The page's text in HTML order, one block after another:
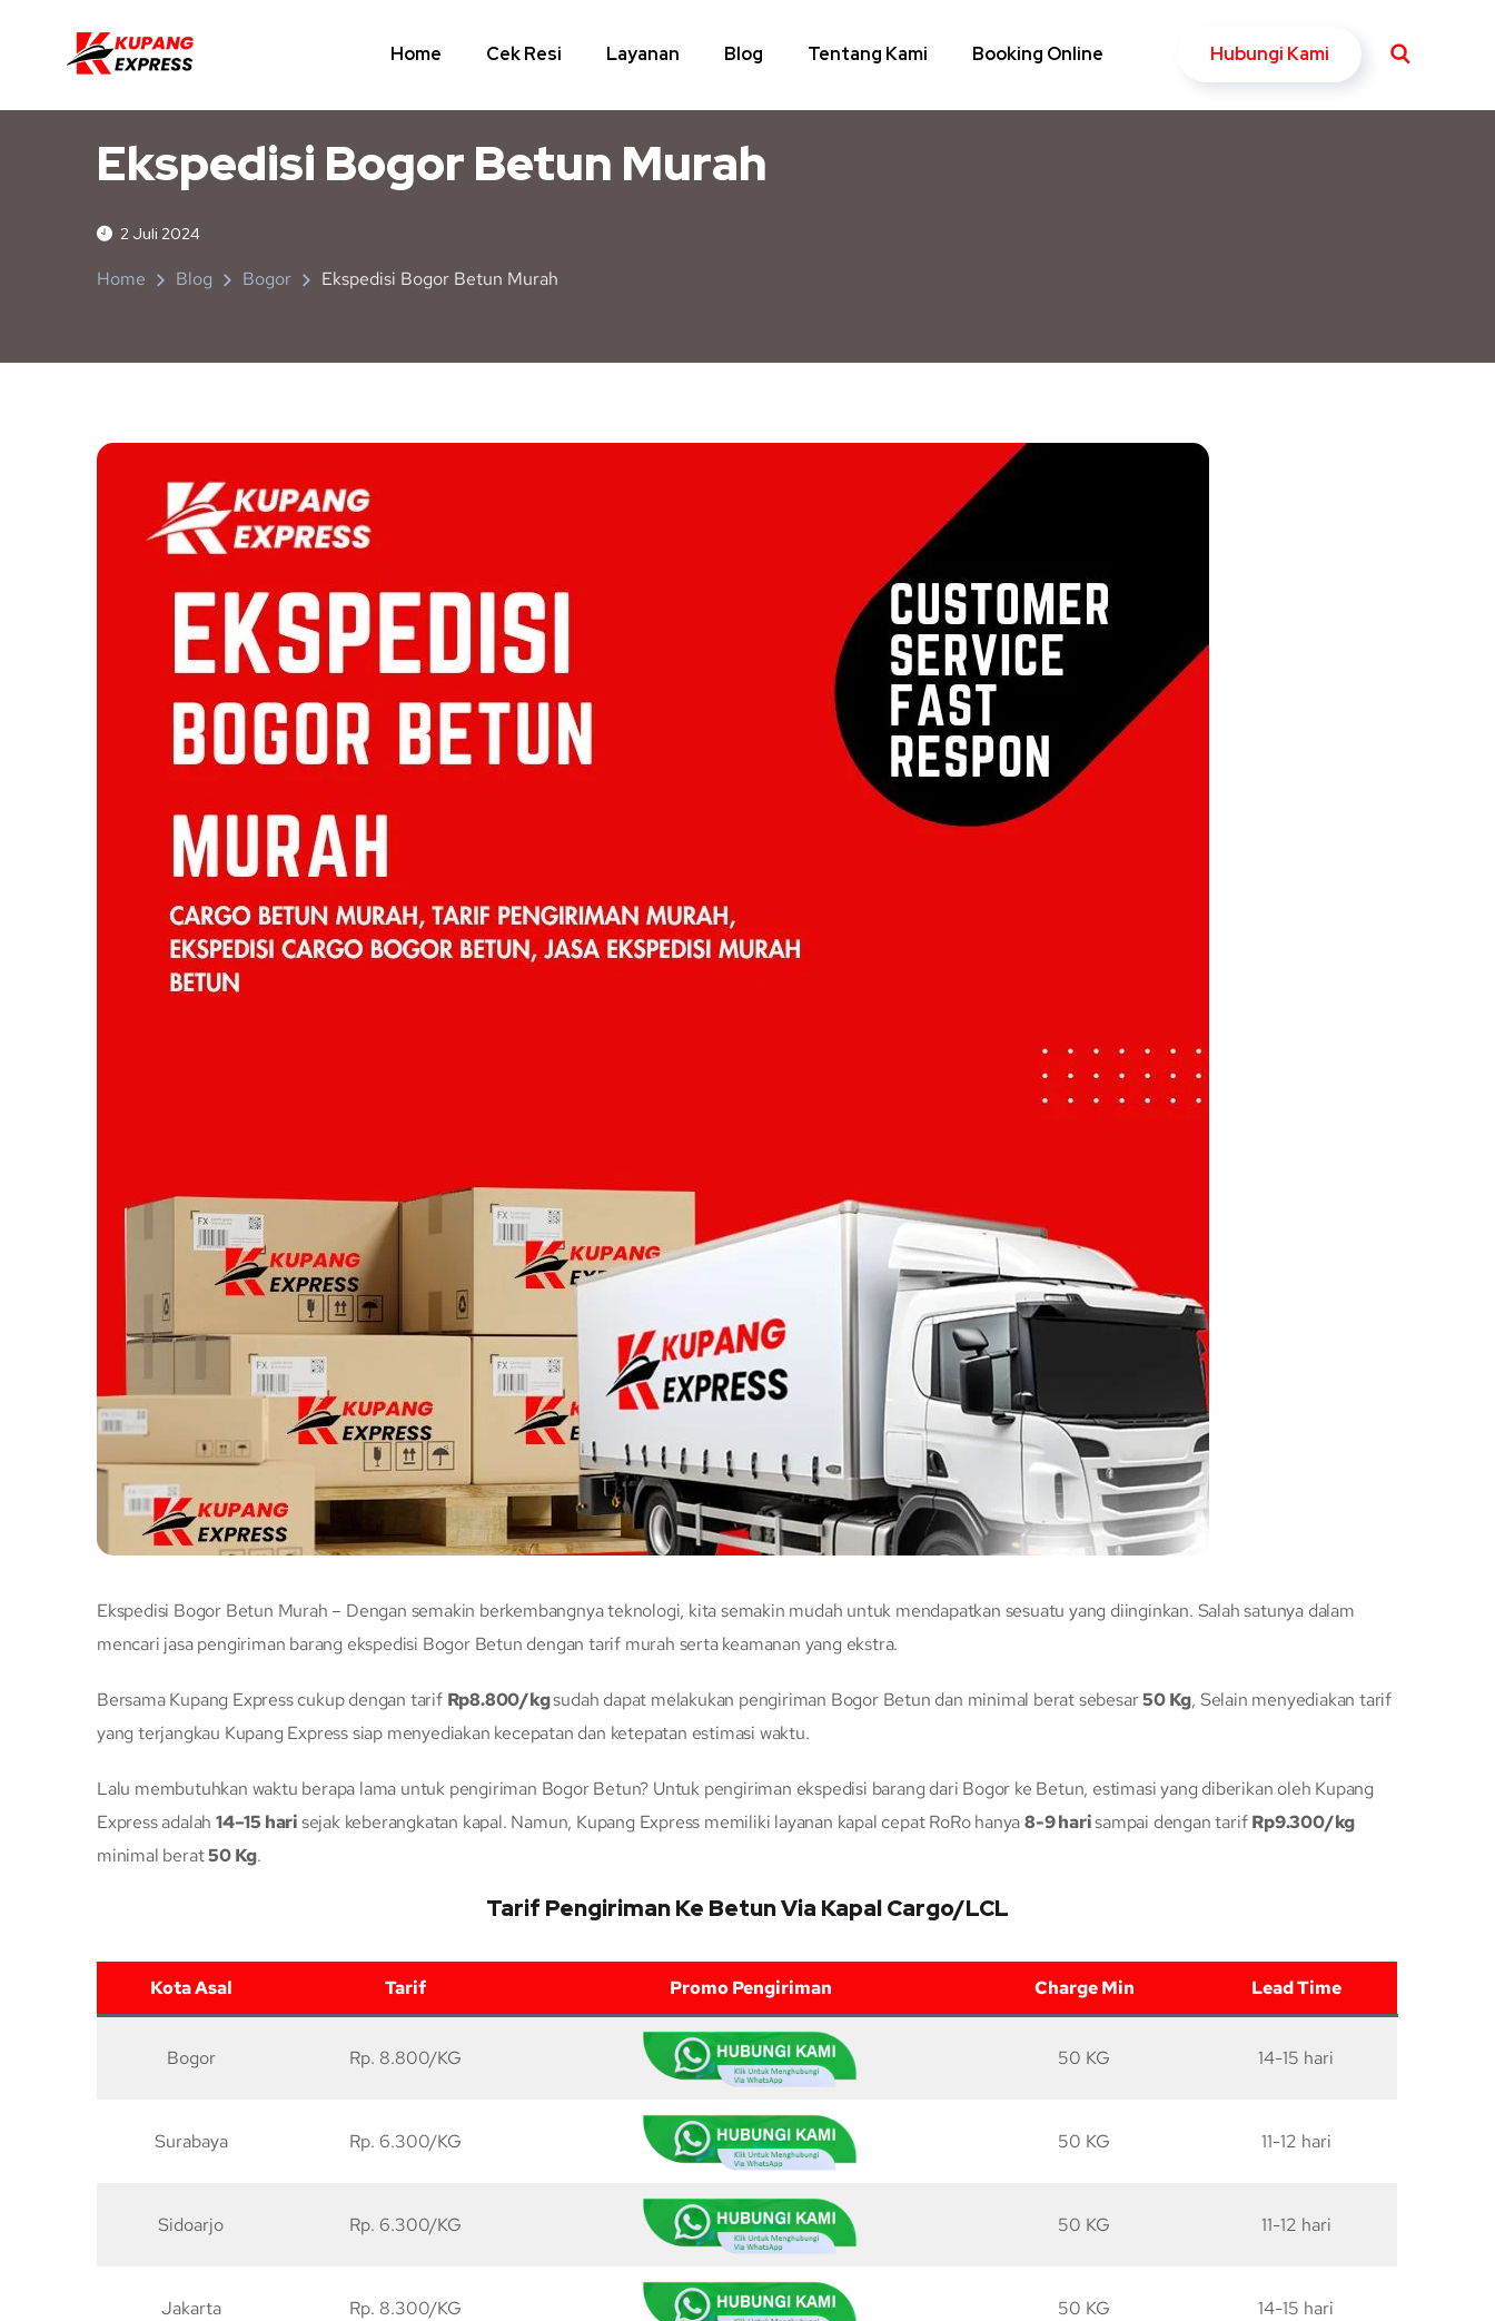
Home Cek Resi Layanan Blog Tentang Kami Booking Online Hubungi Kami
Ekspedisi Bogor Betun Murah
2 Juli 2024
Home Blog Bogor Ekspedisi Bogor Betun Murah
Ekspedisi Bogor Betun Murah – Dengan semakin berkembangnya teknologi, kita semakin mudah untuk mendapatkan sesuatu yang diinginkan. Salah satunya dalam
mencari jasa pengiriman barang ekspedisi Bogor Betun dengan tarif murah serta keamanan yang ekstra.
Bersama Kupang Express cukup dengan tarif Rp8.800/kgsudah dapat melakukan pengiriman Bogor Betun dan minimal berat sebesar50 Kg, Selain menyediakan tarif
yang terjangkau Kupang Express siap menyediakan kecepatan dan ketepatan estimasi waktu.
Lalu membutuhkan waktu berapa lama untuk pengiriman Bogor Betun? Untuk pengiriman ekspedisi barang dari Bogor ke Betun, estimasi yang diberikan oleh Kupang
Express adalah14–15 harisejak keberangkatan kapal. Namun, Kupang Express memiliki layanan kapal cepat RoRo hanya8-9 harisampai dengan tarifRp9.300/kg
minimal berat50 Kg.
Tarif Pengiriman Ke Betun Via Kapal Cargo/LCL
Kota Asal Tarif Promo Pengiriman Charge Min Lead Time
Bogor Rp. 8.800/KG 50 KG 14-15 hari
Surabaya Rp. 6.300/KG 50 KG 11-12 hari
Sidoarjo Rp. 6.300/KG 50 KG 11-12 hari
Jakarta Rp. 8.300/KG 50 KG 14-15 hari